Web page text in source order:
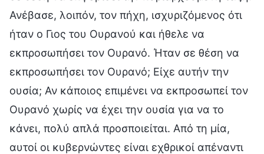
Ανέβασε, λοιπόν, τον πήχη, ισχυριζόμενος ότι
ήταν ο Γιος του Ουρανού και ήθελε να
εκπροσωπήσει τον Ουρανό. Ήταν σε θέση να
εκπροσωπήσει τον Ουρανό; Είχε αυτήν την
ουσία; Αν κάποιος επιμένει να εκπροσωπεί τον
Ουρανό χωρίς να έχει την ουσία για να το
κάνει, πολύ απλά προσποιείται. Από τη μία,
αυτοί οι κυβερνώντες είναι εχθρικοί απέναντι